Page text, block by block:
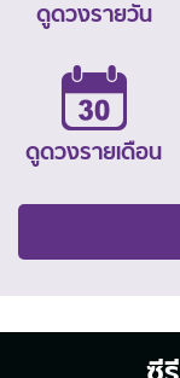
ดูดวงรายวัน
ดูดวงรายเดือน